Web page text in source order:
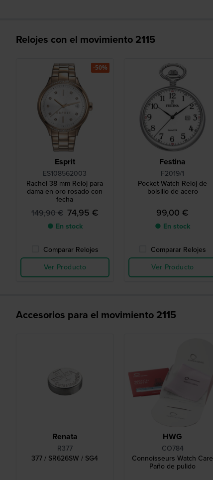
Relojes con el movimiento 2115
Esprit
ES108562003
Rachel 38 mm Reloj para
dama en oro rosado con
fecha
149,90 € 74,95 €
● En stock
Comparar Relojes
Ver Producto
-50%
Festina
F2019/1
Pocket Watch Reloj de
bolsillo de acero
99,00 €
● En stock
Comparar Relojes
Ver Producto
Accesorios para el movimiento 2115
Renata
R377
377 / SR626SW / SG4
HWG
CO784
Connoisseurs Watch Care
Paño de pulido